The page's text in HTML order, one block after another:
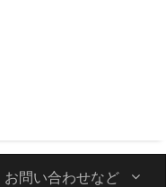
お問い合わせなど